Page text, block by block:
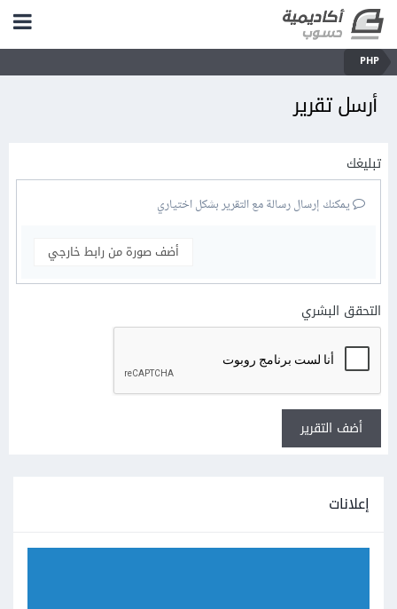
PHP
أرسل تقرير
تبليغك
يمكنك إرسال رسالة مع التقرير بشكل اختياري
أضف صورة من رابط خارجي
التحقق البشري
أضف التقرير
إعلانات